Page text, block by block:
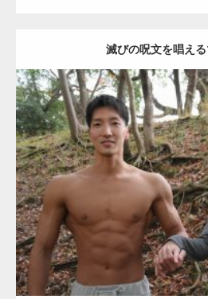
滅びの呪文を唱え
Update:
Category:公園のマッチョ その他
ダウンロード
【TV】TBS番組「
ラスが紹介され
TOKYO FMラジ
で紹介さ…
NHK「所さん！
た（6/8放送）